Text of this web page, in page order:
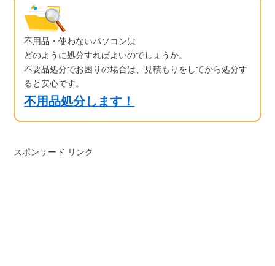
不用品・使わないパソコンは
どのように処分すればよいのでしょうか。
不要品処分でお困りの場合は、見積もりをしてから処分す
ると安心です。
不用品処分します！
スポンサード リンク